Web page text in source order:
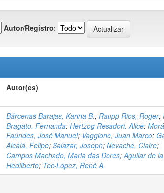
Autor/Registro:
Autor(es)
Bárcenas Barajas, Karina B.; Raupp Rios, Roger;
Bragato, Fernanda; Hertzog Resadori, Alice;
Faúndes, José Manuel; Vaggione, Juan Marco;
Alcalá, Felipe; Salazar, Joseph; Nevache, Claire;
Campos Machado, Maria das Dores;Aguilar de
Hedilberto; Tec-López, René A.